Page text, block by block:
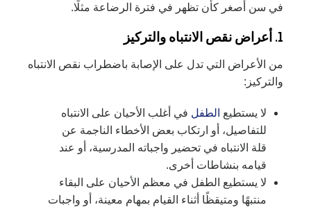
في سن أصغر كأن تظهر في فترة الرضاعة مثلًا.
1. أعراض نقص الانتباه والتركيز
من الأعراض التي تدل على الإصابة باضطراب نقص الانتباه
والتركيز:
لا يستطيع الطفل في أغلب الأحيان على الانتباه
للتفاصيل، أو ارتكاب بعض الأخطاء الناجمة عن
قلة الانتباه في تحضير واجباته المدرسية، أو عند
قيامه بنشاطات أخرى.
لا يستطيع الطفل في معظم الأحيان على البقاء
منتبهًا ومتيقظًا أثناء القيام بمهام معينة، أو واجبات